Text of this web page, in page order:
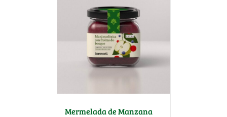
Mermelada de Manzana